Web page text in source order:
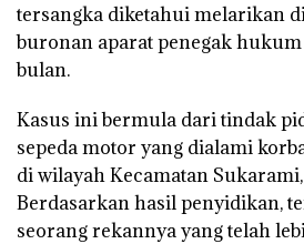
tersangka diketahui melarikan
buronan aparat penegak hukum
bulan.
Kasus ini bermula dari tindak
sepeda motor yang dialami
di wilayah Kecamatan
Berdasarkan hasil penyidikan,
seorang rekannya yang telah